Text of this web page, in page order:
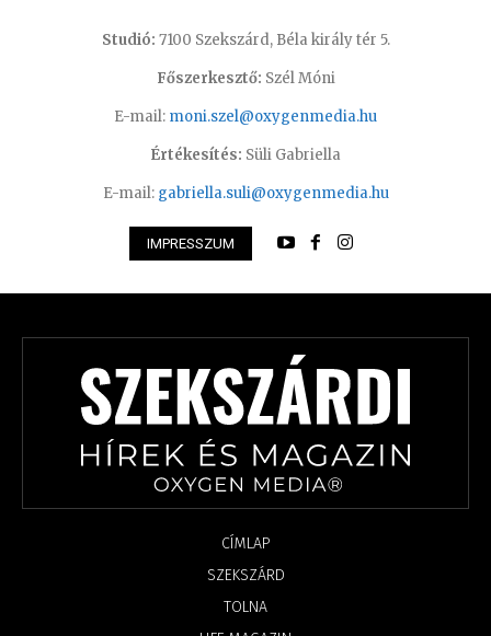
Studió: 7100 Szekszárd, Béla király tér 5.
Főszerkesztő: Szél Móni
E-mail: moni.szel@oxygenmedia.hu
Értékesítés: Süli Gabriella
E-mail: gabriella.suli@oxygenmedia.hu
IMPRESSZUM
CÍMLAP
SZEKSZÁRD
TOLNA